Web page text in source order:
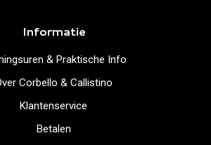
Informatie
& Praktische Info
Corbello & Callistino
Klantenservice
Betalen